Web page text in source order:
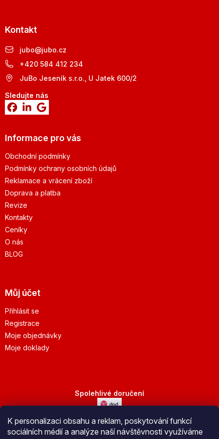
K personalizaci obsahu a reklam, poskytování funkcí
sociálních médií a analýze naší návštěvnosti využíváme
Kontakt
jubo@jubo.cz
+420 584 412 234
JuBo Jeseník s.r.o., U Jatek 600/2
Sledujte nás
Informace pro vás
Obchodní podmínky
Podmínky ochrany osobních údajů
Reklamace a vrácení zboží
Doprava a platba
Revize
Kontakty
Ceníky
O nás
BLOG
Můj účet
Přihlásit se
Registrace
Moje objednávky
Moje doklady
Spolehlivé doručení
Bezpečná platba